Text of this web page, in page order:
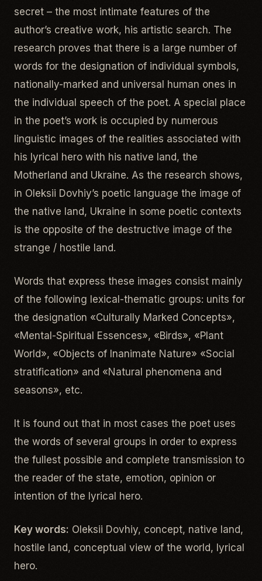
secret – the most intimate features of the
author’s creative work, his artistic search. The
research proves that there is a large number of
words for the designation of individual symbols,
nationally-marked and universal human ones in
the individual speech of the poet. A special place
in the poet’s work is occupied by numerous
linguistic images of the realities associated with
his lyrical hero with his native land, the
Motherland and Ukraine. As the research shows,
in Oleksii Dovhiy’s poetic language the image of
the native land, Ukraine in some poetic contexts
is the opposite of the destructive image of the
strange / hostile land.
Words that express these images consist mainly
of the following lexical-thematic groups: units for
the designation «Culturally Marked Concepts»,
«Mental-Spiritual Essences», «Birds», «Plant
World», «Objects of Inanimate Nature» «Social
stratification» and «Natural phenomena and
seasons», etc.
It is found out that in most cases the poet uses
the words of several groups in order to express
the fullest possible and complete transmission to
the reader of the state, emotion, opinion or
intention of the lyrical hero.
Key words: Oleksii Dovhiy, concept, native land,
hostile land, conceptual view of the world, lyrical
hero.